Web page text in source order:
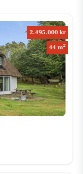
2.495.000 kr
44 m2